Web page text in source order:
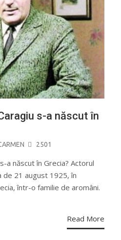
s-a născut în
2501
a născut în Grecia? Actorul
de 21 august 1925, în
într-o familie de aromâni.
Read More